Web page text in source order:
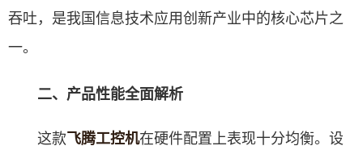
吞吐，是我国信息技术应用创新产业中的核心芯片之
一。
二、产品性能全面解析
这款飞腾工控机在硬件配置上表现十分均衡。设